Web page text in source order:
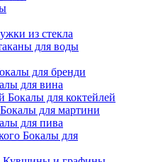
из стекла
для воды
для бренди
для вина
Бокалы для коктейлей
Бокалы для мартини
для пива
Бокалы для